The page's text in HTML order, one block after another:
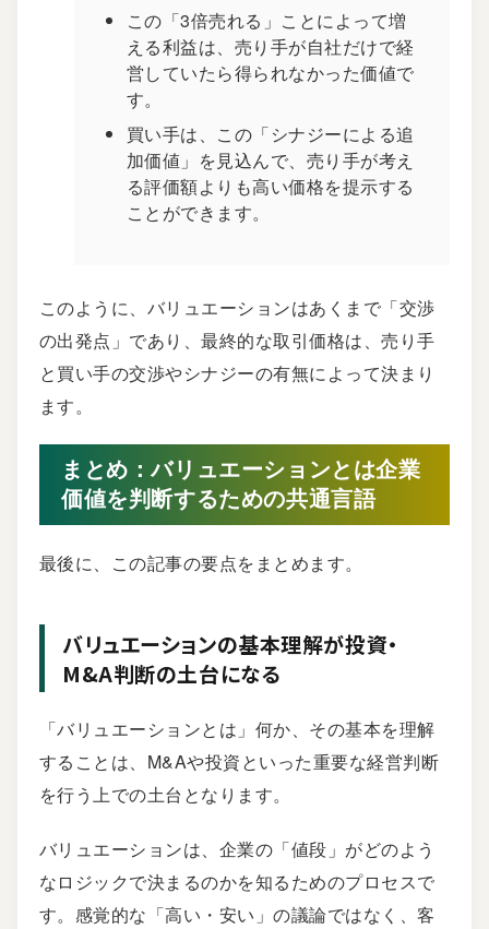
この「3倍売れる」ことによって増
える利益は、売り手が自社だけで経
営していたら得られなかった価値で
す。
買い手は、この「シナジーによる追
加価値」を見込んで、売り手が考え
る評価額よりも高い価格を提示する
ことができます。
このように、バリュエーションはあくまで「交渉
の出発点」であり、最終的な取引価格は、売り手
と買い手の交渉やシナジーの有無によって決まり
ます。
まとめ：バリュエーションとは企業
価値を判断するための共通言語
最後に、この記事の要点をまとめます。
バリュエーションの基本理解が投資・
M&A判断の土台になる
「バリュエーションとは」何か、その基本を理解
することは、M&Aや投資といった重要な経営判断
を行う上での土台となります。
バリュエーションは、企業の「値段」がどのよう
なロジックで決まるのかを知るためのプロセスで
す。感覚的な「高い・安い」の議論ではなく、客